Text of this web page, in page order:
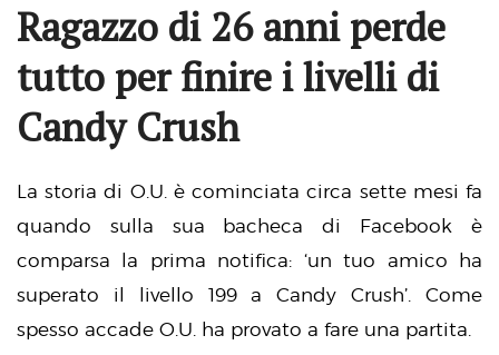
Ragazzo di 26 anni perde
tutto per finire i livelli di
Candy Crush
La storia di O.U. è cominciata circa sette mesi fa
quando sulla sua bacheca di Facebook è
comparsa la prima notifica: ‘un tuo amico ha
superato il livello 199 a Candy Crush’. Come
spesso accade O.U. ha provato a fare una partita.